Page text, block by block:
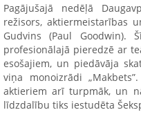
Pagājušajā nedēļā
režisors, aktiermeistarības
Gudvins (Paul Goodwin).
profesionālajā pieredzē ar
esošajiem, un piedāvāja
viņa monoizrādi
aktieriem arī turpmāk, un
līdzdalību tiks iestudēta